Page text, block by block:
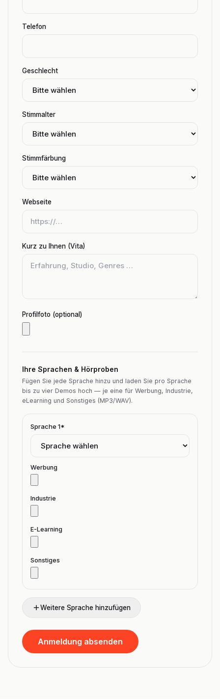
Telefon
Geschlecht
Stimmalter
Stimmfärbung
Webseite
Kurz zu Ihnen (Vita)
Profilfoto (optional)
Ihre Sprachen & Hörproben
Fügen Sie jede Sprache hinzu und laden Sie pro Sprache
bis zu vier Demos hoch — je eine für Werbung, Industrie,
eLearning und Sonstiges (MP3/WAV).
Sprache 1*
Werbung
Industrie
E-Learning
Sonstiges
Weitere Sprache hinzufügen
Anmeldung absenden